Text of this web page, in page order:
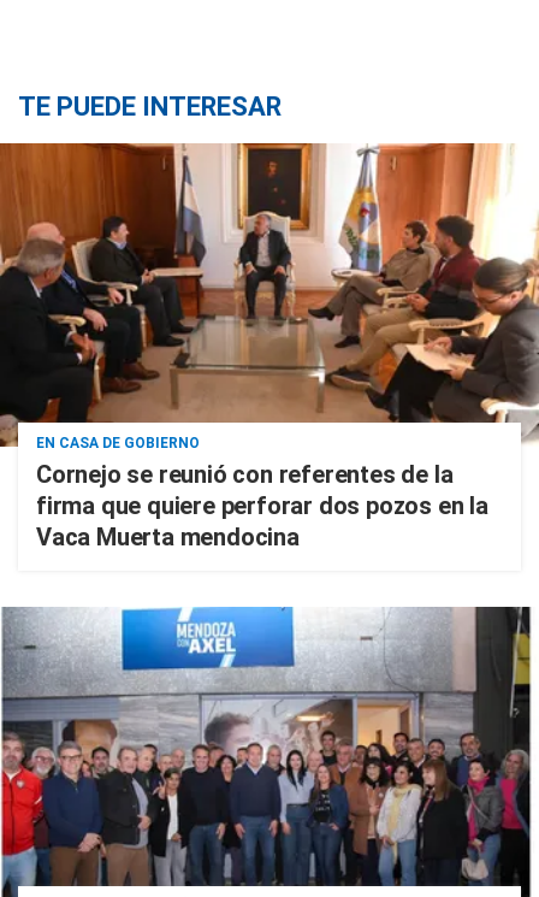
TE PUEDE INTERESAR
EN CASA DE GOBIERNO
Cornejo se reunió con referentes de la
firma que quiere perforar dos pozos en la
Vaca Muerta mendocina